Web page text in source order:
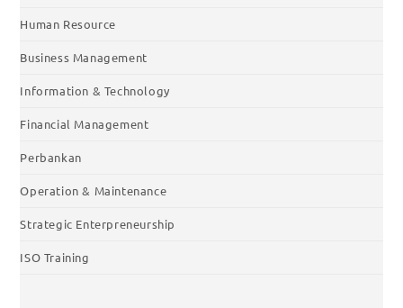
Human Resource
Business Management
Information & Technology
Financial Management
Perbankan
Operation & Maintenance
Strategic Enterpreneurship
ISO Training